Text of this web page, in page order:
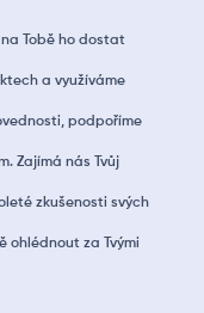
Tobě ho dostat
a využíváme
podpoříme
Zajímá nás Tvůj
zkušenosti svých
ohlédnout za Tvými